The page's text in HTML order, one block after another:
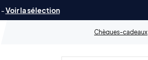
-Voir la sélection
Chèques-cadeaux